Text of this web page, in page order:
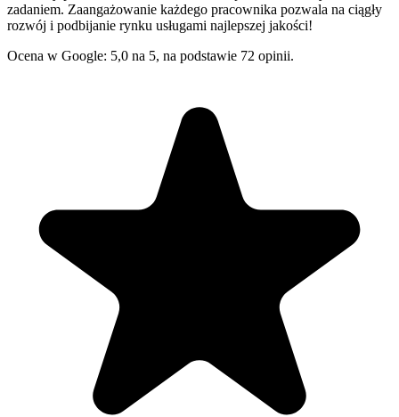
zadaniem. Zaangażowanie każdego pracownika pozwala na ciągły
rozwój i podbijanie rynku usługami najlepszej jakości!
Ocena w Google: 5,0 na 5, na podstawie 72 opinii.